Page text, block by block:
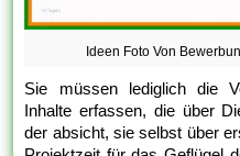
Ideen Foto Von
Sie müssen lediglich die
Inhalte erfassen, die über
der absicht, sie selbst über